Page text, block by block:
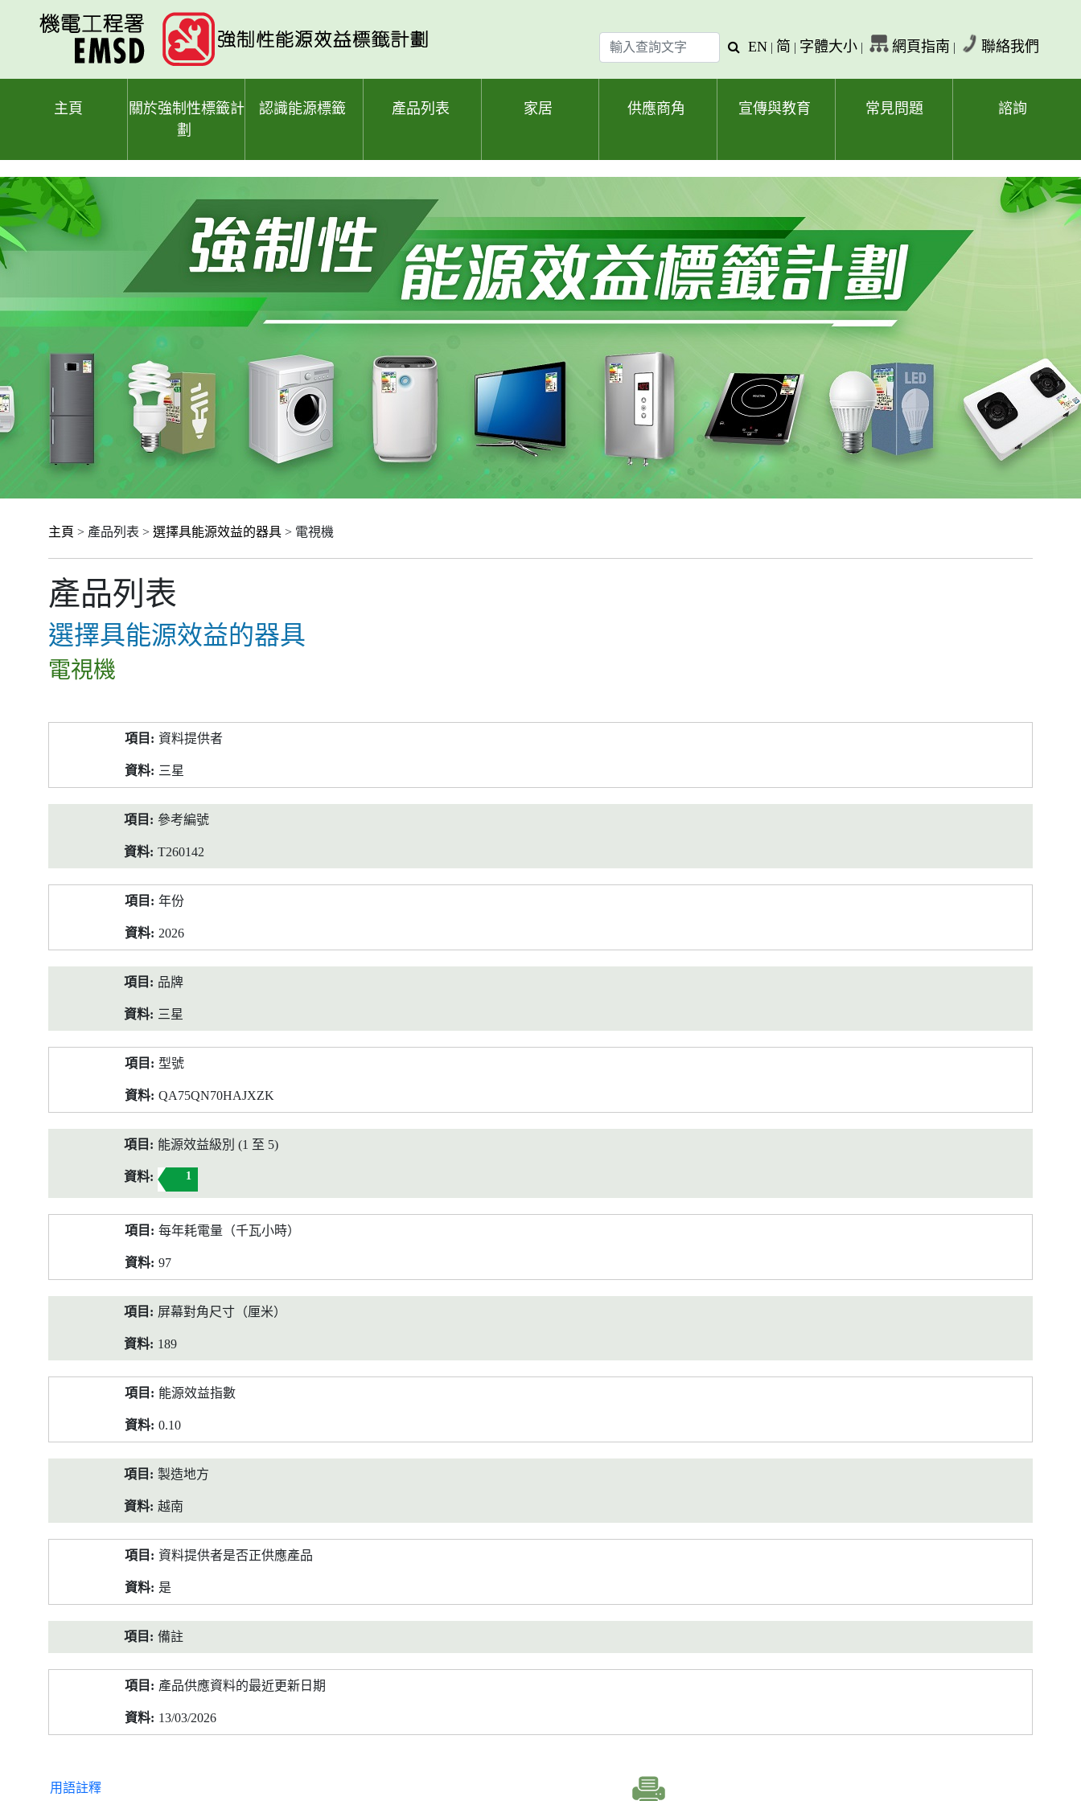
輸
入
查
查
字
EN | 简 | 字體大小 | 網頁指南 | 聯絡我們
主頁
關於強制性標籤計
劃
認識能源標籤 產品列表 家居 供應商角 宣傳與教育 常見問題 諮詢
主頁 > 產品列表 > 選擇具能源效益的器具 > 電視機
產品列表
選擇具能源效益的器具
電視機
料
資料提供者
三星
參考編號
T260142
年份
2026
品牌
三星
型號
QA75QN70HAJXZK
能源效益級別 (1 至 5)
1
每年耗電量（千瓦小時）
97
屏幕對角尺寸（厘米）
189
能源效益指數
0.10
製造地方
越南
資料提供者是否正供應產品
是
備註
產品供應資料的最近更新日期
13/03/2026
用語註釋